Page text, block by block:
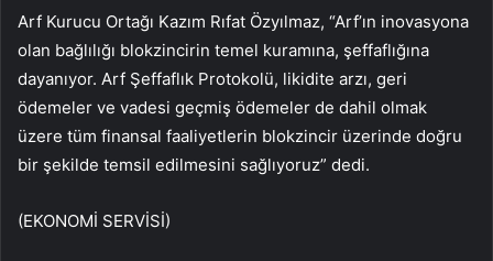
Arf Kurucu Ortağı Kazım Rıfat Özyılmaz, “Arf’ın inovasyona
olan bağlılığı blokzincirin temel kuramına, şeffaflığına
dayanıyor. Arf Şeffaflık Protokolü, likidite arzı, geri
ödemeler ve vadesi geçmiş ödemeler de dahil olmak
üzere tüm finansal faaliyetlerin blokzincir üzerinde doğru
bir şekilde temsil edilmesini sağlıyoruz” dedi.
(EKONOMİ SERVİSİ)